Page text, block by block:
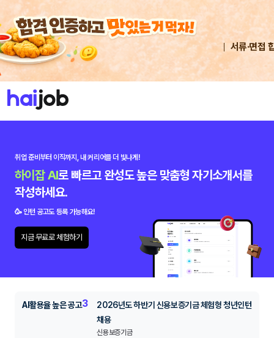
서류·면접
취업 준비부터 이직까지,내 커리어를 더 빛나게!
하이잡 AI로 빠르고 완성도 높은 맞춤형 자기소개서를
작성하세요.
🥳 인턴 공고도 등록 가능해요!
지금 무료로 체험하기
AI활용율 높은 공고3
2026년도 하반기 신용보증기금 체험형 청년인턴
채용
신용보증기금